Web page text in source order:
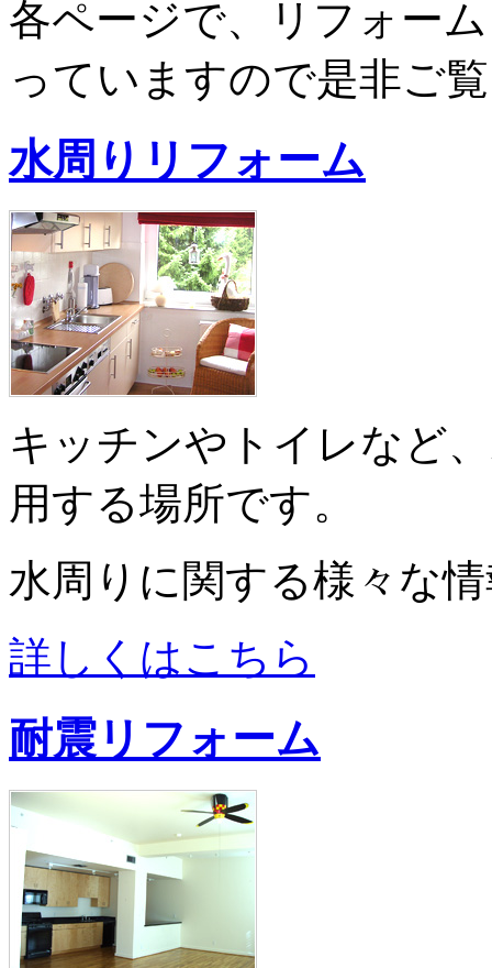
各ページで、リフォー
っていますので是非ご
水周りリフォーム
キッチンやトイレなど
用する場所です。
水周りに関する様々な
詳しくはこちら
耐震リフォーム